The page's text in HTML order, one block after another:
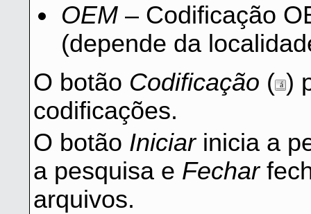
OEM– Codificação
(depende da
O botão Codificação ( )
codificações.
O botão Iniciarinicia a
a pesquisa e Fechar
arquivos.